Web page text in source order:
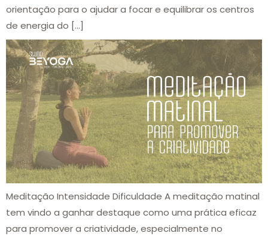
orientação para o ajudar a focar e equilibrar os centros
de energia do […]
Meditação Intensidade Dificuldade A meditação matinal
tem vindo a ganhar destaque como uma prática eficaz
para promover a criatividade, especialmente no